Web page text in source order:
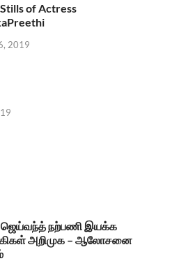
of Actress
2019
ஜெய்வந்த் நற்பணி இயக்க
அறிமுக – ஆலோசனை